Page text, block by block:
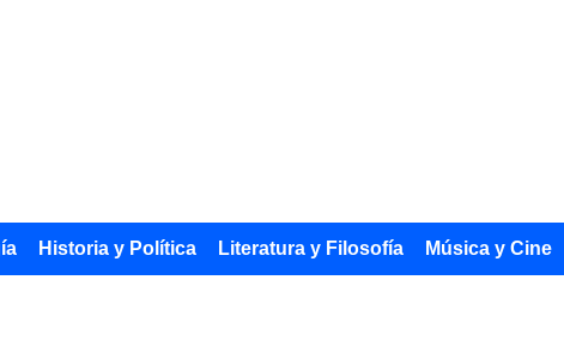
Historia y Política Literatura y Filosofía Música y Cine